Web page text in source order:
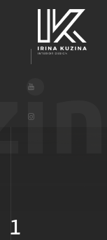
1